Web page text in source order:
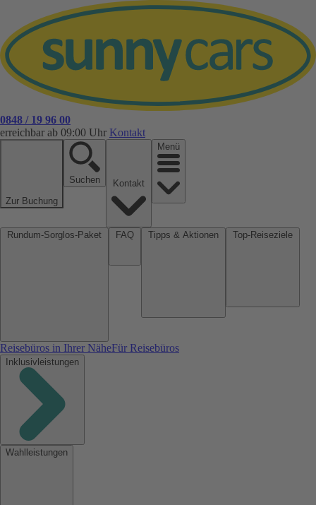
0848 / 19 96 00
erreichbar ab 09:00 Uhr Kontakt
Zur Buchung
Suchen
Menü
Reisebüros in Ihrer NäheFür Reisebüros
Inklusivleistungen
Wahlleistungen